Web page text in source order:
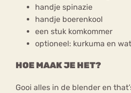
handje spinazie
handje boerenkool
een stuk komkommer
optioneel: kurkuma en
HOE MAAK JE HET?
Gooi alles in de blender en